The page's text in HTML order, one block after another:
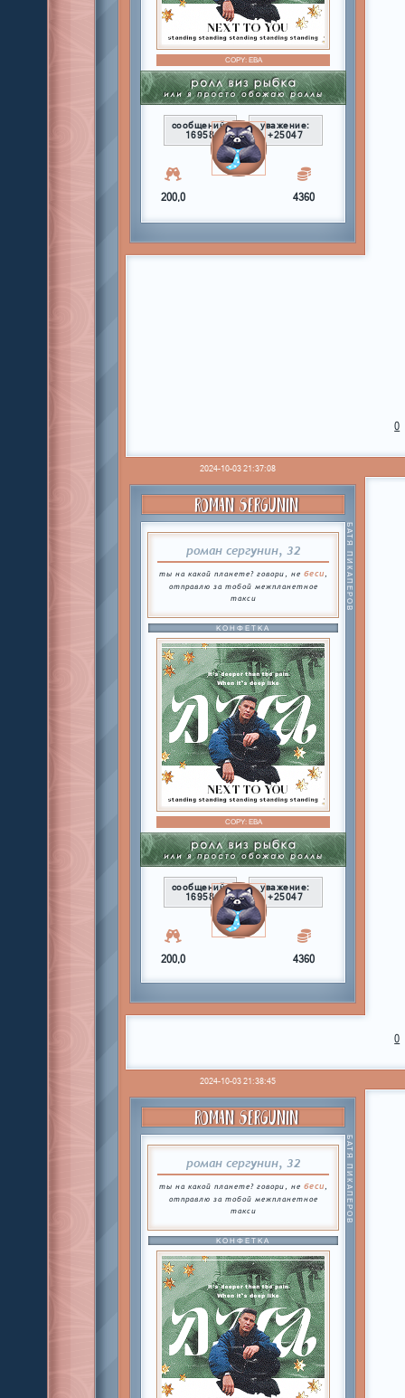
COPY:ЕВА
сообщений:
16958
уважение:
+25047
200,0 4360
0
2024-10-03 21:37:08
ROMAN SERGUNIN
роман сергунин, 32
ты на какой планете? говори, не беси,
отправлю за тобой межпланетное
такси
БАТЯ ПИКАПЕРОВ
КОНФЕТКА
COPY:ЕВА
сообщений:
16958
уважение:
+25047
200,0 4360
0
2024-10-03 21:38:45
ROMAN SERGUNIN
роман сергунин, 32
ты на какой планете? говори, не беси,
отправлю за тобой межпланетное
такси
БАТЯ ПИКАПЕРОВ
КОНФЕТКА